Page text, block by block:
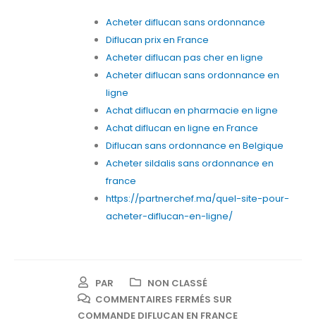
Acheter diflucan sans ordonnance
Diflucan prix en France
Acheter diflucan pas cher en ligne
Acheter diflucan sans ordonnance en
ligne
Achat diflucan en pharmacie en ligne
Achat diflucan en ligne en France
Diflucan sans ordonnance en Belgique
Acheter sildalis sans ordonnance en
france
https://partnerchef.ma/quel-site-pour-
acheter-diflucan-en-ligne/
PAR
NON CLASSÉ
COMMENTAIRES FERMÉS SUR
COMMANDE DIFLUCAN EN FRANCE